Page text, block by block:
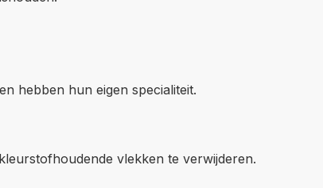
hebben hun eigen specialiteit.
vlekken te verwijderen.